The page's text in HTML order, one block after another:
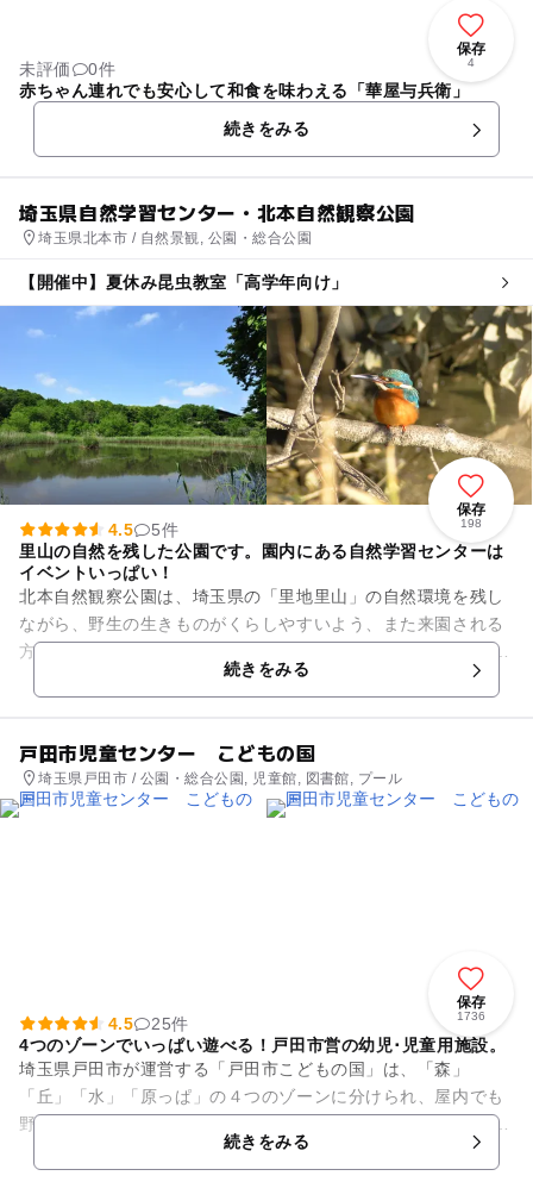
保存
4
未評価
0件
赤ちゃん連れでも安心して和食を味わえる「華屋与兵衛」
続きをみる
埼玉県自然学習センター・北本自然観察公園
埼玉県北本市 / 自然景観, 公園・総合公園
【開催中】夏休み昆虫教室「高学年向け」
保存
198
4.5
5件
里山の自然を残した公園です。園内にある自然学習センターは
イベントいっぱい！
北本自然観察公園は、埼玉県の「里地里山」の自然環境を残し
ながら、野生の生きものがくらしやすいよう、また来園される
方が自然に親しめるように整えられた公園です。1992年（平成
続きをみる
戸田市児童センター こどもの国
埼玉県戸田市 / 公園・総合公園, 児童館, 図書館, プール
保存
1736
4.5
25件
4つのゾーンでいっぱい遊べる！戸田市営の幼児･児童用施設。
埼玉県戸田市が運営する「戸田市こどもの国」は、「森」
「丘」「水」「原っぱ」の４つのゾーンに分けられ、屋内でも
野外でも楽しく遊べる工夫が詰まっています。 特に人気なのが
「水」ゾーンにある大小...続きをみる